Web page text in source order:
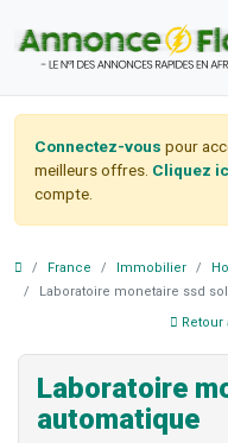
Connectez-vous pour
meilleurs offres. Cliquez
compte.
France Immobilier
Laboratoire monetaire ssd
Laboratoire
automatique